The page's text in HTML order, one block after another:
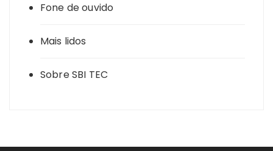
Fone de ouvido
Mais lidos
Sobre SBI TEC